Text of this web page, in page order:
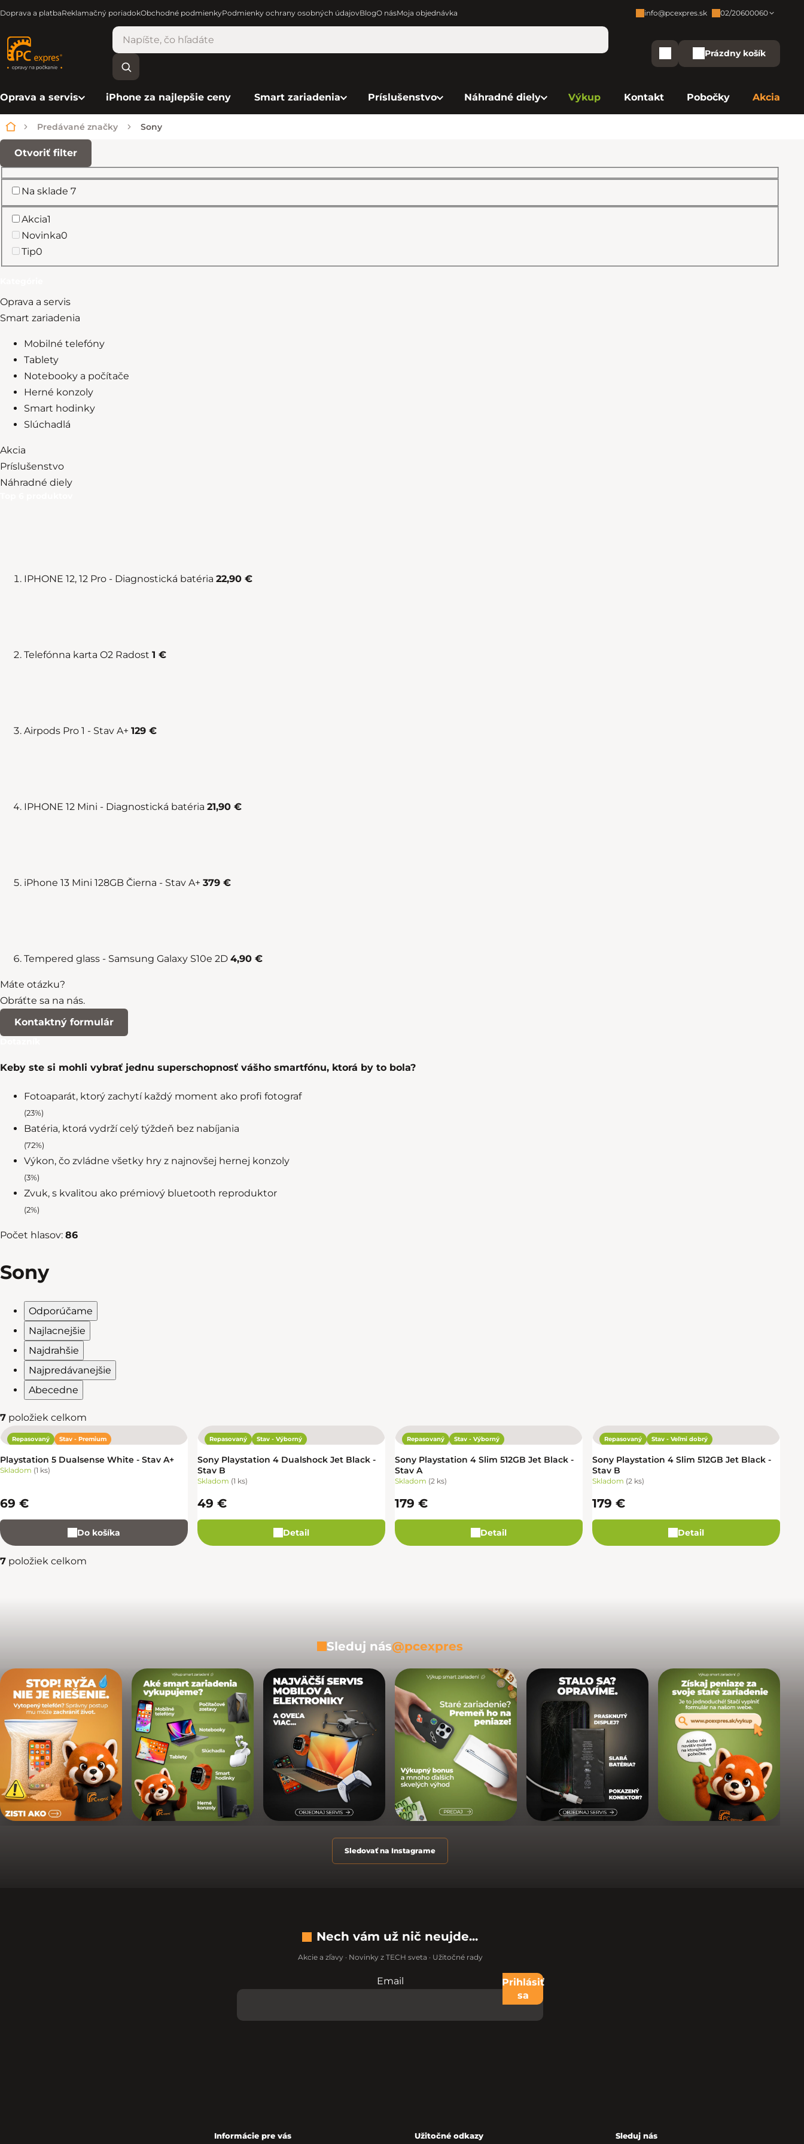
Zákaznícka podpora:
info@pcexpres.sk 02/20600060
Bratislava - Avion 02/20 60 00 61
Košice - Optima 02/20 60 00 72
Doprava a platbaReklamačný poriadokObchodné podmienkyPodmienky ochrany osobných údajovBlogO násMoja objednávka
Nákupný košík
Prázdny košík
Oprava a servis iPhone za najlepšie ceny Smart zariadenia Príslušenstvo Náhradné diely Výkup Kontakt Pobočky Akcia
Domov
Predávané značky Sony
Bočný panel
Otvoriť filter
Na sklade 7
Akcia1
Novinka0
Tip0
Oprava a servis
Smart zariadenia
Mobilné telefóny
Tablety
Notebooky a počítače
Herné konzoly
Smart hodinky
Slúchadlá
Akcia
Príslušenstvo
Náhradné diely
IPHONE 12, 12 Pro - Diagnostická batéria 22,90 €
Telefónna karta O2 Radost 1 €
Airpods Pro 1 - Stav A+ 129 €
IPHONE 12 Mini - Diagnostická batéria 21,90 €
iPhone 13 Mini 128GB Čierna - Stav A+ 379 €
Tempered glass - Samsung Galaxy S10e 2D 4,90 €
Máte otázku?
Obráťte sa na nás.
Kontaktný formulár
Keby ste si mohli vybrať jednu superschopnosť vášho smartfónu, ktorá by to bola?
Fotoaparát, ktorý zachytí každý moment ako profi fotograf
(23%)
Batéria, ktorá vydrží celý týždeň bez nabíjania
(72%)
Výkon, čo zvládne všetky hry z najnovšej hernej konzoly
(3%)
Zvuk, s kvalitou ako prémiový bluetooth reproduktor
(2%)
Počet hlasov: 86
Sony
Radenie produktov
Odporúčame
Najlacnejšie
Najdrahšie
Najpredávanejšie
Abecedne
7 položiek celkom
Výpis produktov
Repasovaný Stav - Premium
Playstation 5 Dualsense White - Stav A+
Skladom (1 ks)
69 €
Do košíka
Repasovaný Stav - Výborný
Sony Playstation 4 Dualshock Jet Black -
Stav B
Skladom (1 ks)
49 €
Detail
Repasovaný Stav - Výborný
Sony Playstation 4 Slim 512GB Jet Black -
Stav A
Skladom (2 ks)
179 €
Detail
Repasovaný Stav - Veľmi dobrý
Sony Playstation 4 Slim 512GB Jet Black -
Stav B
Skladom (2 ks)
179 €
Detail
7 položiek celkom
Sleduj nás@pcexpres
Sledovať na Instagrame
Nech vám už nič neujde...
Akcie a zľavy · Novinky z TECH sveta · Užitočné rady
Nevypĺňajte toto pole:
Email
Prihlásiť
sa
Informácie pre vás Užitočné odkazy Sleduj nás